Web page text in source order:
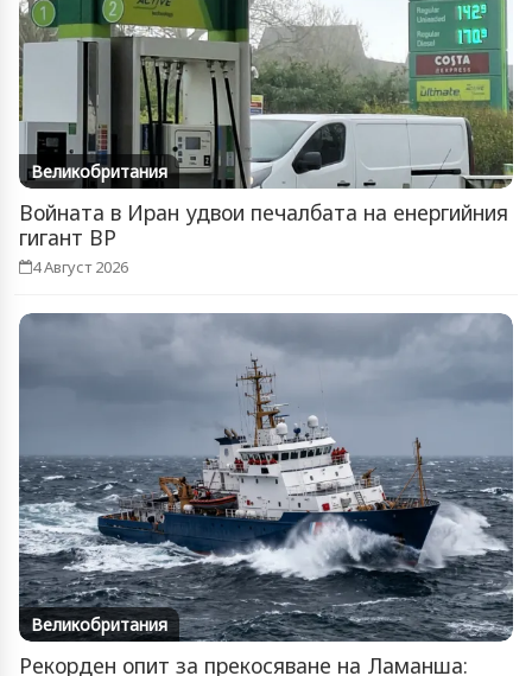
Великобритания
Войната в Иран удвои печалбата на енергийния
гигант BP
4 Август 2026
Великобритания
Рекорден опит за прекосяване на Ламанша: